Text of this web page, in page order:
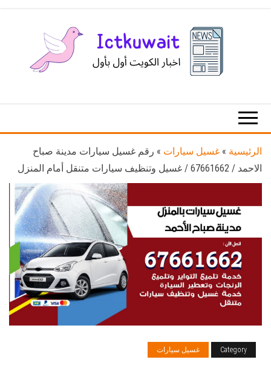
الكويت
الرئيسية » غسيل سيارات » رقم غسيل سيارات مدينة صباح
الاحمد / 67661662 / غسيل وتنظيف سيارات متنقل أمام المنزل
Category غسيل سيارات